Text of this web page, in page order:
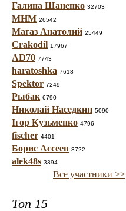
Галина Шаненко 32703
МНМ 26542
Магаз Анатолий 25449
Crakodil 17967
AD70 7743
haratoshka 7618
Spektor 7249
Рыбак 6790
Николай Наседкин 5090
Ігор Кузьменко 4796
fischer 4401
Борис Ассеев 3722
alek48s 3394
Все участники >>
Топ 15